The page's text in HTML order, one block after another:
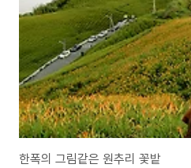
한폭의 그림같은 원추리 꽃밭